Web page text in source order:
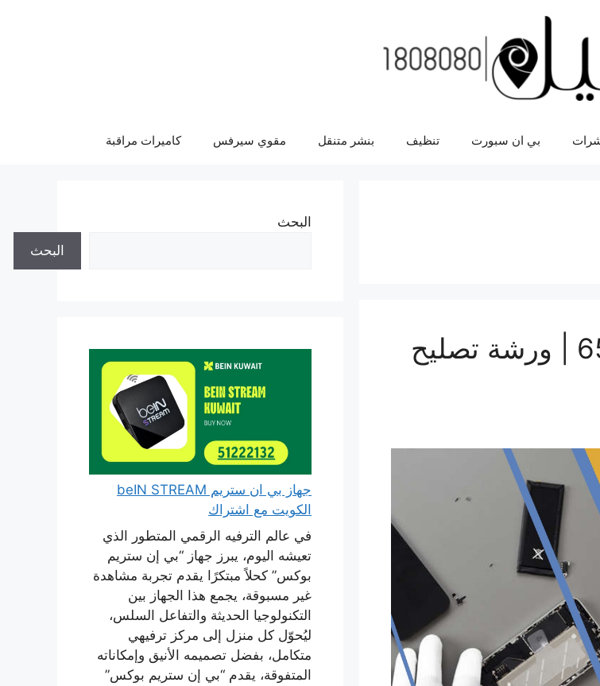
بي ان سبورت تنظيف بنشر متنقل مقوي سيرفس كاميرات مراقبة
تصليح تلفونات العديليه| 65522511 | ورشة تصليح
البحث
البحث
جهاز بي ان ستريم beIN STREAM
الكويت مع اشتراك
في عالم الترفيه الرقمي المتطور الذي
تعيشه اليوم، يبرز جهاز “بي إن ستريم
بوكس” كحلاً مبتكرًا يقدم تجربة مشاهدة
غير مسبوقة، يجمع هذا الجهاز بين
التكنولوجيا الحديثة والتفاعل السلس،
ليُحوّل كل منزل إلى مركز ترفيهي
متكامل، بفضل تصميمه الأنيق وإمكاناته
المتفوقة، يقدم “بي إن ستريم بوكس”